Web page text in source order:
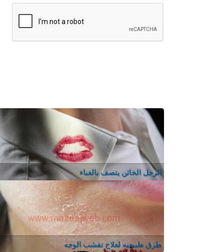
الرجل الخائن يتصف بالغباء
طرق طبيعيه لعلاج تقشب الوجه